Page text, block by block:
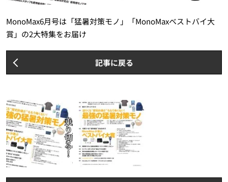
MonoMax6月号は「猛暑対策モノ」「MonoMaxベストバイ大
賞」の2大特集をお届け
記事に戻る